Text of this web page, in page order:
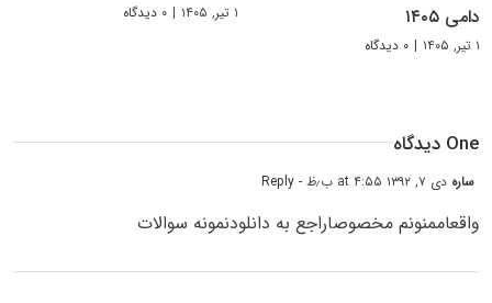
دامی ۱۴۰۵
۱ تیر, ۱۴۰۵ | ۰ دیدگاه
۱ تیر, ۱۴۰۵ | ۰ دیدگاه
One دیدگاه
ساره دی ۷, ۱۳۹۲ at ۴:۵۵ ب٫ظ - Reply
واقعاممنونم مخصوصاراجع به دانلودنمونه سوالات